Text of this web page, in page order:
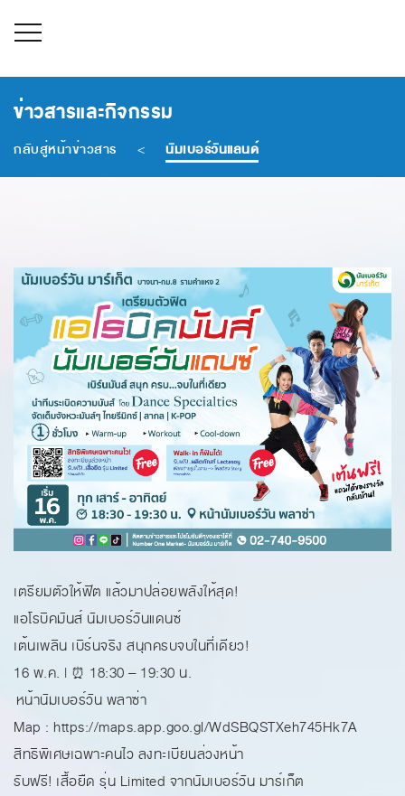
หน้าหลัก
เกี่ยวกับเรา
ข่าวสารและกิจกรรม
อังกฤษ
ข่าวสารและกิจกรรม
กลับสู่หน้าข่าวสาร < นัมเบอร์วันแลนด์
เตรียมตัวให้ฟิต แล้วมาปล่อยพลังให้สุด!
แอโรบิคมันส์ นัมเบอร์วันแดนซ์
เต้นเพลิน เบิร์นจริง สนุกครบจบในที่เดียว!
16 พ.ค. | ⏰ 18:30 – 19:30 น.
หน้านัมเบอร์วัน พลาซ่า
Map : https://maps.app.goo.gl/WdSBQSTXeh745Hk7A
สิทธิพิเศษเฉพาะคนไว ลงทะเบียนล่วงหน้า
รับฟรี! เสื้อยืด รุ่น Limited จากนัมเบอร์วัน มาร์เก็ต